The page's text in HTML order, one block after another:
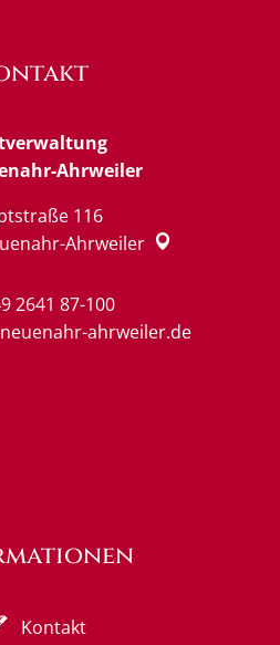
Ahrweiler
116
Ahrweiler
2641 87-100
ahrweiler.de
Kontakt